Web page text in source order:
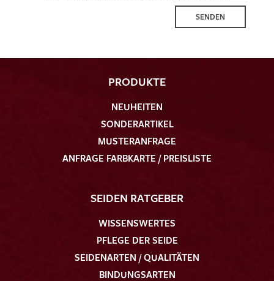
Ich bin damit einverstanden, dass meine angegebenen Daten
zur Beantwortung meiner Musteranfrage genutzt werden.
Datenschutzbestimmungenhabe ich zur Kenntnis
genommen und akzeptiere diese.
SENDEN
PRODUKTE
NEUHEITEN
SONDERARTIKEL
MUSTERANFRAGE
ANFRAGE FARBKARTE / PREISLISTE
SEIDEN RATGEBER
WISSENSWERTES
PFLEGE DER SEIDE
SEIDENARTEN / QUALITÄTEN
BINDUNGSARTEN